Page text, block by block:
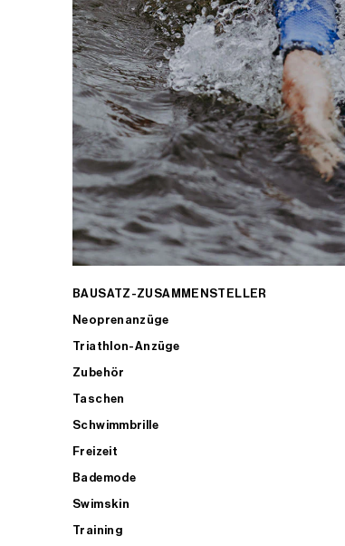
BAUSATZ-ZUSAMMENSTELLER
Neoprenanzüge
Triathlon-Anzüge
Zubehör
Taschen
Schwimmbrille
Freizeit
Bademode
Swimskin
Training